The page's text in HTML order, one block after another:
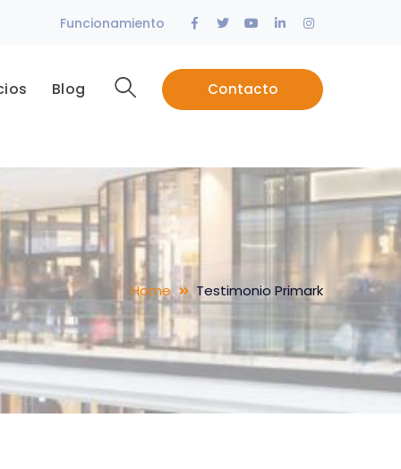
Funcionamiento
Facebook
TwitterYoutube
LinkedInInstagram
Contacto
Blog
Home Testimonio Primark